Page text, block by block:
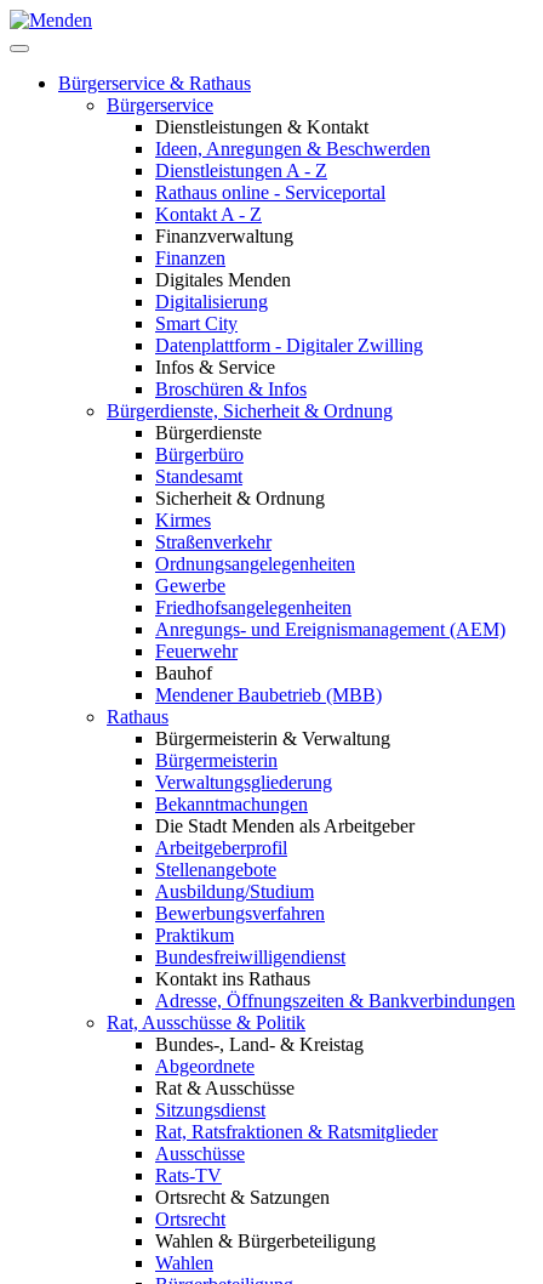
Bürgerservice & Rathaus
Bürgerservice
Dienstleistungen & Kontakt
Ideen, Anregungen & Beschwerden
Dienstleistungen A - Z
Rathaus online - Serviceportal
Kontakt A - Z
Finanzverwaltung
Finanzen
Digitales Menden
Digitalisierung
Smart City
Datenplattform - Digitaler Zwilling
Infos & Service
Broschüren & Infos
Bürgerdienste, Sicherheit & Ordnung
Bürgerdienste
Bürgerbüro
Standesamt
Sicherheit & Ordnung
Kirmes
Straßenverkehr
Ordnungsangelegenheiten
Gewerbe
Friedhofsangelegenheiten
Anregungs- und Ereignismanagement (AEM)
Feuerwehr
Bauhof
Mendener Baubetrieb (MBB)
Rathaus
Bürgermeisterin & Verwaltung
Bürgermeisterin
Verwaltungsgliederung
Bekanntmachungen
Die Stadt Menden als Arbeitgeber
Arbeitgeberprofil
Stellenangebote
Ausbildung/Studium
Bewerbungsverfahren
Praktikum
Bundesfreiwilligendienst
Kontakt ins Rathaus
Adresse, Öffnungszeiten & Bankverbindungen
Rat, Ausschüsse & Politik
Bundes-, Land- & Kreistag
Abgeordnete
Rat & Ausschüsse
Sitzungsdienst
Rat, Ratsfraktionen & Ratsmitglieder
Ausschüsse
Rats-TV
Ortsrecht & Satzungen
Ortsrecht
Wahlen & Bürgerbeteiligung
Wahlen